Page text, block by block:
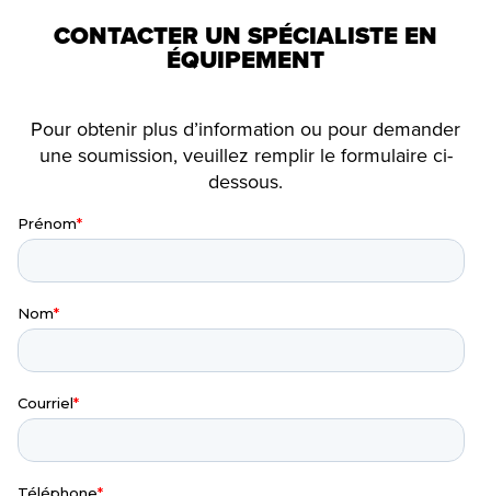
CONTACTER UN SPÉCIALISTE EN
ÉQUIPEMENT
Pour obtenir plus d’information ou pour demander
une soumission, veuillez remplir le formulaire ci-
dessous.